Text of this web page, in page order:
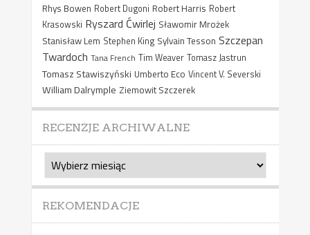
Rhys Bowen Robert Dugoni Robert Harris Robert
Krasowski Ryszard Ćwirlej Sławomir Mrożek
Stanisław Lem Stephen King Sylvain Tesson Szczepan
Twardoch Tana French Tim Weaver Tomasz Jastrun
Tomasz Stawiszyński Umberto Eco Vincent V. Severski
William Dalrymple Ziemowit Szczerek
RECENZJE ARCHIWALNE
Recenzje
archiwalne
REKOMENDACJE